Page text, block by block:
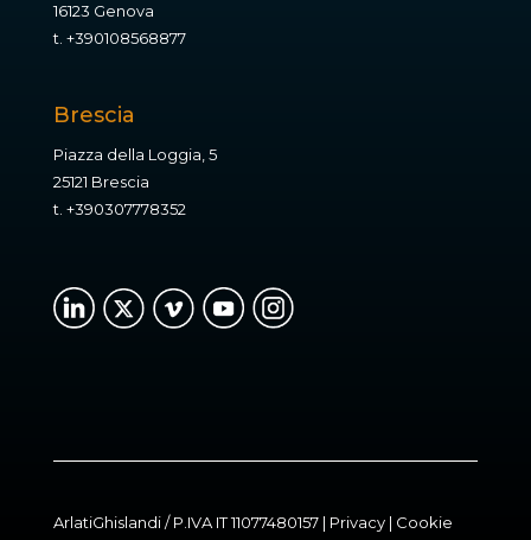
16123 Genova
t. +390108568877
Brescia
Piazza della Loggia, 5
25121 Brescia
t. +390307778352
ArlatiGhislandi / P.IVA IT 11077480157 | Privacy| Cookie